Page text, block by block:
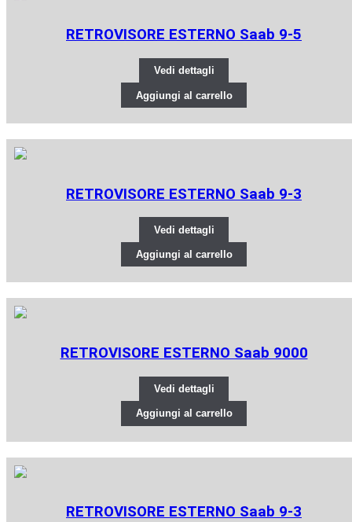
RETROVISORE ESTERNO Saab 9-5
Vedi dettagli
Aggiungi al carrello
RETROVISORE ESTERNO Saab 9-3
Vedi dettagli
Aggiungi al carrello
RETROVISORE ESTERNO Saab 9000
Vedi dettagli
Aggiungi al carrello
RETROVISORE ESTERNO Saab 9-3